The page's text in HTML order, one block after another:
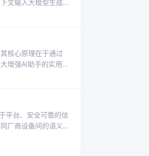
文输入大模型生成
大推理与生成能
焦于RAG系统的
核心原理在于通过
增强AI助手的实用
景。本文聚焦于使
提供了
平台、安全可靠的信
厂商设备间的语义
题。在应用场景